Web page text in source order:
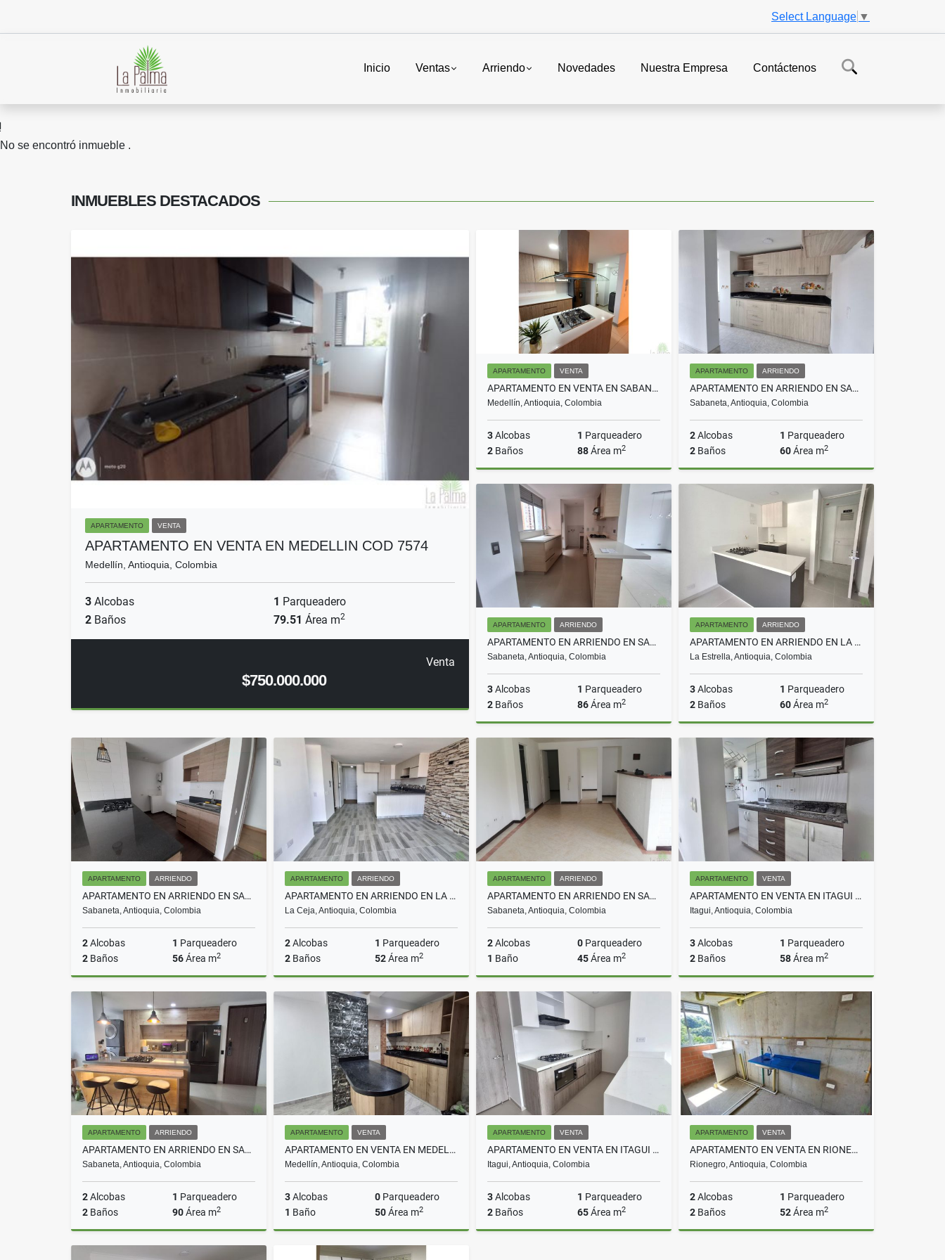
Select Language ▼
Inicio Ventas Arriendo Novedades Nuestra Empresa Contáctenos
No se encontró inmueble .
INMUEBLES DESTACADOS
APARTAMENTO VENTA
APARTAMENTO EN VENTA EN MEDELLIN COD 7574
Medellín, Antioquia, Colombia
3 Alcobas 1 Parqueadero
2 Baños 79.51 Área m2
Venta
$750.000.000
APARTAMENTO VENTA
APARTAMENTO EN VENTA EN SABANETA LAS LOMITAS COD 10472
Medellín, Antioquia, Colombia
3Alcobas 1 Parqueadero
2 Baños 88Área m2
Venta
$730.000.000
APARTAMENTO ARRIENDO
APARTAMENTO EN ARRIENDO EN SABANETA COD 10685
Sabaneta, Antioquia, Colombia
2Alcobas 1 Parqueadero
2 Baños 60Área m2
Arriendo
$2.800.000
APARTAMENTO ARRIENDO
APARTAMENTO EN ARRIENDO EN SABANETA COD 10314
Sabaneta, Antioquia, Colombia
3Alcobas 1 Parqueadero
2 Baños 86Área m2
Arriendo
APARTAMENTO ARRIENDO
APARTAMENTO EN ARRIENDO EN LA ESTRELLA COD 10728
La Estrella, Antioquia, Colombia
3Alcobas 1 Parqueadero
2 Baños 60Área m2
Arriendo
$2.400.000
APARTAMENTO ARRIENDO
APARTAMENTO EN ARRIENDO EN SABANETA COD 10686
Sabaneta, Antioquia, Colombia
2Alcobas 1 Parqueadero
2 Baños 56Área m2
$3.000.000
APARTAMENTO ARRIENDO
APARTAMENTO EN ARRIENDO EN LA CEJA COD 10754
La Ceja, Antioquia, Colombia
2Alcobas 1 Parqueadero
2 Baños 52Área m2
Arriendo
$2.000.000
APARTAMENTO ARRIENDO
APARTAMENTO EN ARRIENDO EN SABANETA COD 5733
Sabaneta, Antioquia, Colombia
2Alcobas 0 Parqueadero
1 Baño 45Área m2
Arriendo
$2.100.000
APARTAMENTO VENTA
APARTAMENTO EN VENTA EN ITAGUI COD 10669
Itagui, Antioquia, Colombia
3Alcobas 1 Parqueadero
2 Baños 58Área m2
Venta
APARTAMENTO ARRIENDO
APARTAMENTO EN ARRIENDO EN SABANETA COD 10650
Sabaneta, Antioquia, Colombia
2Alcobas 1 Parqueadero
2 Baños 90Área m2
Arriendo
APARTAMENTO VENTA
APARTAMENTO EN VENTA EN MEDELLIN COD 10680
Medellín, Antioquia, Colombia
3Alcobas 0 Parqueadero
1 Baño 50Área m2
APARTAMENTO VENTA
APARTAMENTO EN VENTA EN ITAGUI COD 10654
Itagui, Antioquia, Colombia
3Alcobas 1 Parqueadero
2 Baños 65Área m2
APARTAMENTO VENTA
APARTAMENTO EN VENTA EN RIONEGRO COD 10213
Rionegro, Antioquia, Colombia
2Alcobas 1 Parqueadero
2 Baños 52Área m2